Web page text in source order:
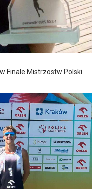
Finale Mistrzostw Polski